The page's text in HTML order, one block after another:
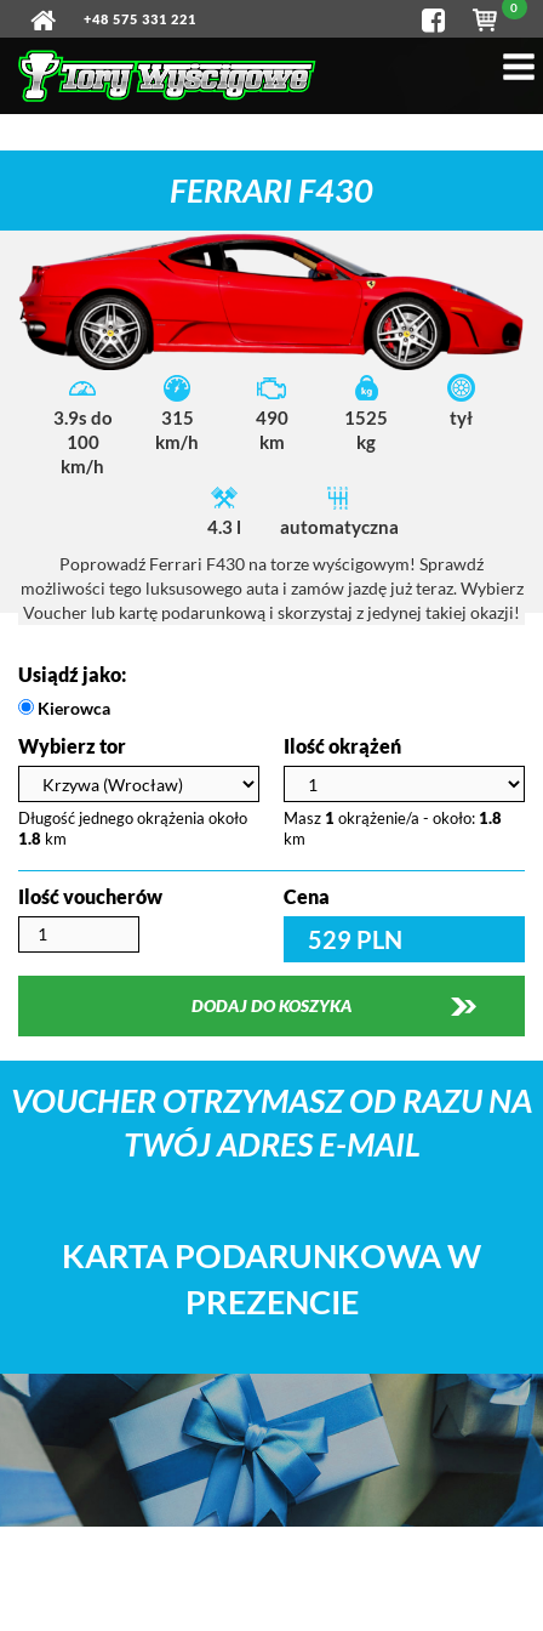
+48 575 331 221
0
FERRARI F430
3.9s do
100
km/h
315
km/h
490
km
1525
kg
tył
4.3 l
automatyczna
Poprowadź Ferrari F430 na torze wyścigowym! Sprawdź
możliwości tego luksusowego auta i zamów jazdę już teraz. Wybierz
Voucher lub kartę podarunkową i skorzystaj z jedynej takiej okazji!
Usiądź jako:
Kierowca
Wybierz tor
Długość jednego okrążenia około
1.8 km
Ilość okrążeń
Masz 1 okrążenie/a - około: 1.8
km
Ilość voucherów Cena
529 PLN
DODAJ DO KOSZYKA
VOUCHER OTRZYMASZ OD RAZU NA
TWÓJ ADRES E-MAIL
KARTA PODARUNKOWA W
PREZENCIE